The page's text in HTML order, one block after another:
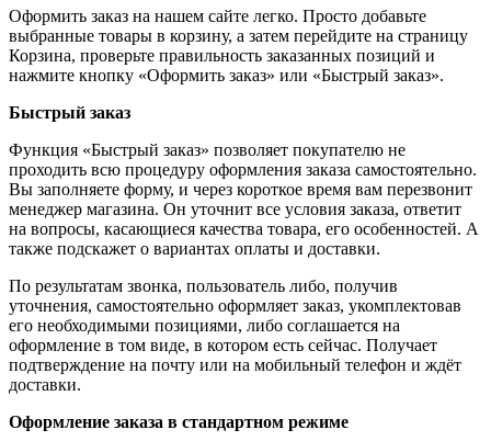
Оформить заказ на нашем сайте легко. Просто добавьте
выбранные товары в корзину, а затем перейдите на страницу
Корзина, проверьте правильность заказанных позиций и
нажмите кнопку «Оформить заказ» или «Быстрый заказ».
Быстрый заказ
Функция «Быстрый заказ» позволяет покупателю не
проходить всю процедуру оформления заказа самостоятельно.
Вы заполняете форму, и через короткое время вам перезвонит
менеджер магазина. Он уточнит все условия заказа, ответит
на вопросы, касающиеся качества товара, его особенностей. А
также подскажет о вариантах оплаты и доставки.
По результатам звонка, пользователь либо, получив
уточнения, самостоятельно оформляет заказ, укомплектовав
его необходимыми позициями, либо соглашается на
оформление в том виде, в котором есть сейчас. Получает
подтверждение на почту или на мобильный телефон и ждёт
доставки.
Оформление заказа в стандартном режиме